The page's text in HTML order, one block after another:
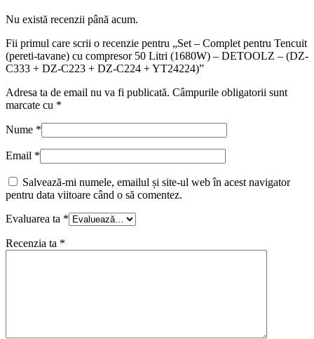
Nu există recenzii până acum.
Fii primul care scrii o recenzie pentru „Set – Complet pentru Tencuit
(pereti-tavane) cu compresor 50 Litri (1680W) – DETOOLZ – (DZ-
C333 + DZ-C223 + DZ-C224 + YT24224)”
Adresa ta de email nu va fi publicată. Câmpurile obligatorii sunt
marcate cu *
Nume *
Email *
Salvează-mi numele, emailul și site-ul web în acest navigator
pentru data viitoare când o să comentez.
Evaluarea ta *
Recenzia ta *